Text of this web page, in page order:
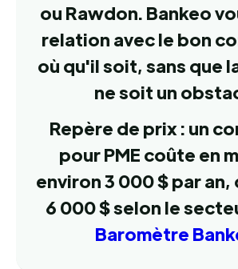
ou Rawdon. Bankeo
relation avec le bon
où qu'il soit, sans que
ne soit un
Repère de prix : un
pour PME coûte en
environ 3 000 $ par an,
6 000 $ selon le
Baromètre